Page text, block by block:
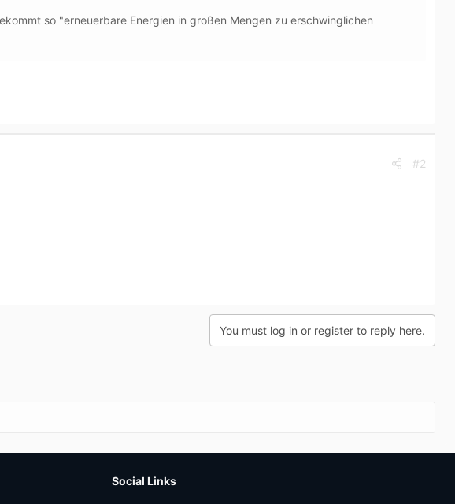
so "erneuerbare Energien in großen Mengen zu erschwinglichen
#2
You must log in or register to reply here.
Social Links